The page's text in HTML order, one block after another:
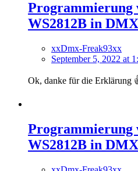
Programmierung
WS2812B in
xxDmx-Freak93xx
September 5, 2022 at
Ok, danke für die Erklärung
Programmierung
WS2812B in